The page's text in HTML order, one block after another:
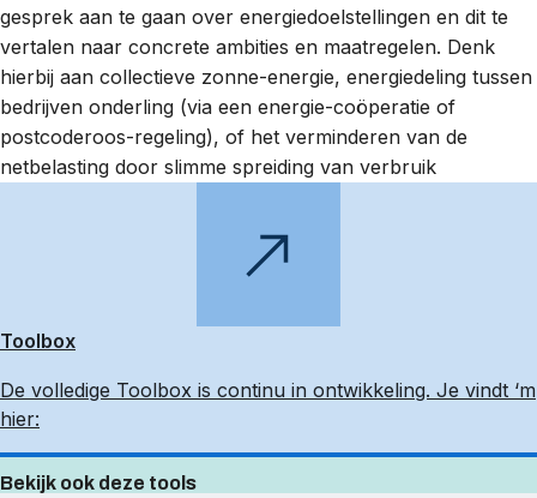
gesprek aan te gaan over energiedoelstellingen en dit te
vertalen naar concrete ambities en maatregelen. Denk
hierbij aan collectieve zonne-energie, energiedeling tussen
bedrijven onderling (via een energie-coöperatie of
postcoderoos-regeling), of het verminderen van de
netbelasting door slimme spreiding van verbruik
Toolbox
De volledige Toolbox is continu in ontwikkeling. Je vindt ‘m
hier:
Bekijk ook deze tools